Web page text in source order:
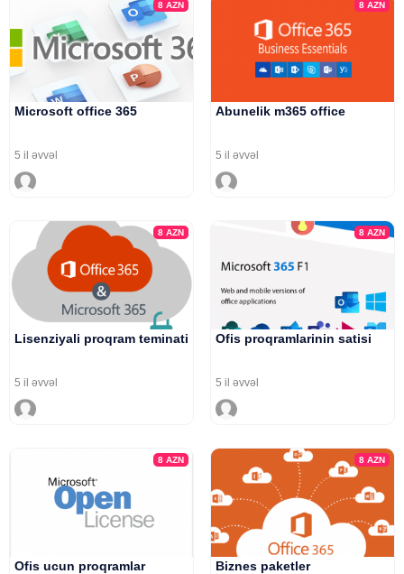
8AZN
Microsoft office 365
5 il əvvəl
8 AZN
Abunelik m365 office
5 il əvvəl
8AZN
Lisenziyali proqram teminati
5 il əvvəl
8 AZN
Ofis proqramlarinin satisi
5 il əvvəl
8AZN
Ofis ucun proqramlar
8 AZN
Biznes paketler